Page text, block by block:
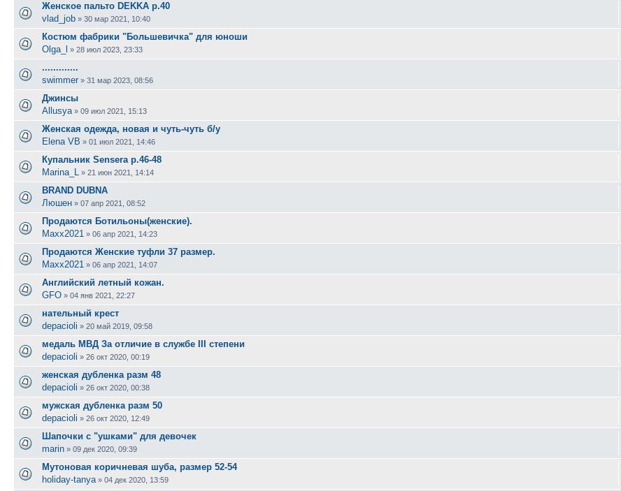
Женское пальто DEKKA р.40
vlad_job » 30 мар 2021, 10:40
Костюм фабрики "Большевичка" для юноши
Olga_l
» 28 июл 2023, 23:33
.............
swimmer » 31 мар 2023, 08:56
Джинсы
Allusya » 09 июл 2021, 15:13
Женская одежда, новая и чуть-чуть б/у
Elena VB » 01 июл 2021, 14:46
Купальник Senserа р.46-48
Marina_L
» 21 июн 2021, 14:14
BRAND DUBNA
Люшен » 07 апр 2021, 08:52
Продаются Ботильоны(женские).
Maxx2021 » 06 апр 2021, 14:23
Продаются Женские туфли 37 размер.
Maxx2021 » 06 апр 2021, 14:07
Английский летный кожан.
GFO » 04 янв 2021, 22:27
нательный крест
depacioli » 20 май 2019, 09:58
медаль МВД За отличие в службе III степени
depacioli » 26 окт 2020, 00:19
женская дубленка разм 48
depacioli » 26 окт 2020, 00:38
мужская дубленка разм 50
depacioli » 26 окт 2020, 12:49
Шапочки с "ушками" для девочек
marin » 09 дек 2020, 09:39
Мутоновая коричневая шуба, размер 52-54
holiday-tanya » 04 дек 2020, 13:59